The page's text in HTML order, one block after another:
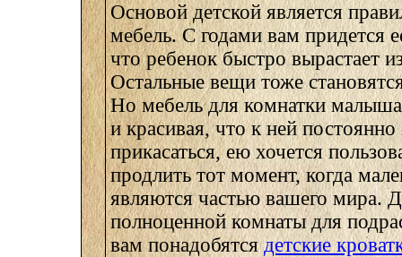
Основой детской является
мебель. С годами вам придется
что ребенок быстро вырастает
Остальные вещи тоже
Но мебель для комнатки
и красивая, что к ней постоянно
прикасаться, ею хочется
продлить тот момент, когда
являются частью вашего мира.
полноценной комнаты для
вам понадобятсядетские